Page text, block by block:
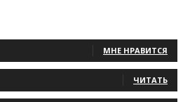
МНЕ НРАВИТСЯ
ЧИТАТЬ